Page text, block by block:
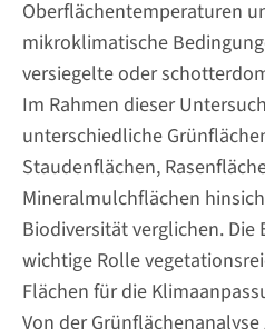
Oberflächentemperaturen
mikroklimatische
versiegelte oder
Im Rahmen dieser
unterschiedliche
Staudenflächen,
Mineralmulchflächen
Biodiversität verglichen. Die
wichtige Rolle
Flächen für die
Von der